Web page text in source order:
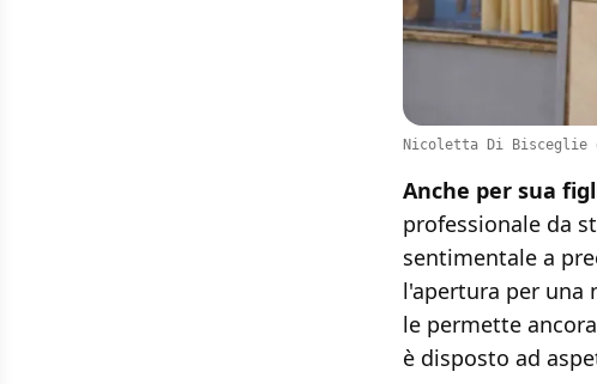
Nicoletta Di Bisceglie
Anche per sua
professionale da
sentimentale a
l'apertura per una
le permette
è disposto ad